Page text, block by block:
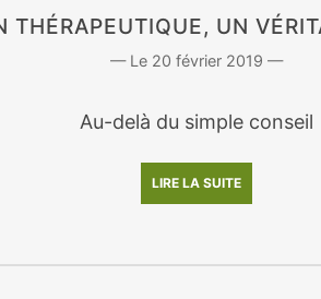
THÉRAPEUTIQUE, UN
20 février 2019
Au-delà du simple conseil
LIRE LA SUITE